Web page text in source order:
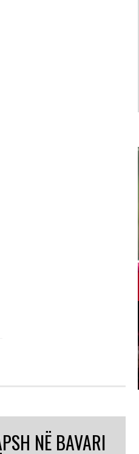
NË BAVARI